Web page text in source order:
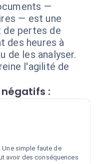
—
— est une
de pertes de
des heures à
de les analyser.
l'agilité de
:
Une simple faute de
avoir des conséquences